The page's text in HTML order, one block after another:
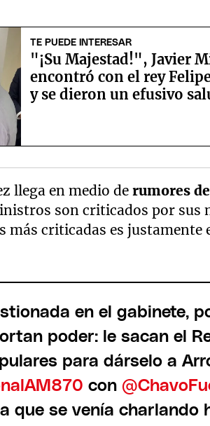
TE PUEDE INTERESAR
"¡Su Majestad!", Javier
encontró con el rey
y se dieron un efusivo
llega en medio derumores
son criticados por sus
más criticadas es
en el gabinete,
poder: le sacan el
para dárselo a
con
que se venía charlando